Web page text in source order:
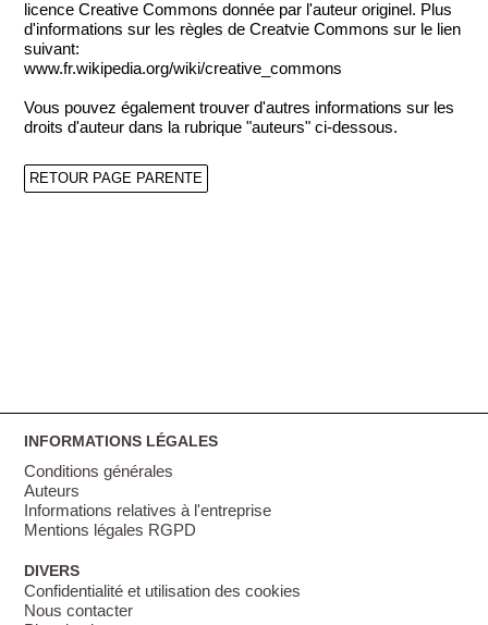
licence Creative Commons donnée par l'auteur originel. Plus
d'informations sur les règles de Creatvie Commons sur le lien
suivant:
www.fr.wikipedia.org/wiki/creative_commons
Vous pouvez également trouver d'autres informations sur les
droits d'auteur dans la rubrique "auteurs" ci-dessous.
RETOUR PAGE PARENTE
INFORMATIONS LÉGALES
Conditions générales
Auteurs
Informations relatives à l'entreprise
Mentions légales RGPD
DIVERS
Confidentialité et utilisation des cookies
Nous contacter